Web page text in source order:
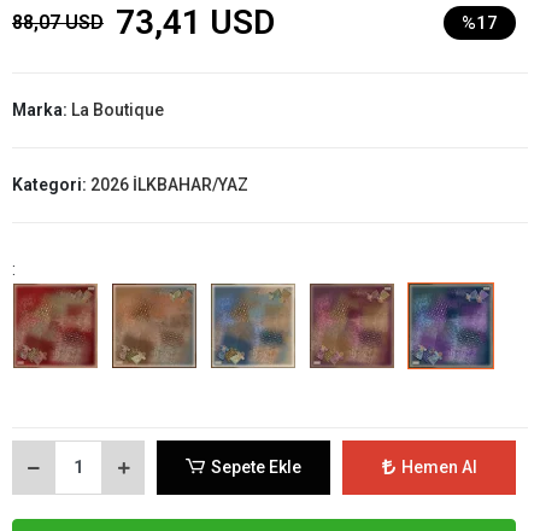
88,07 USD 73,41 USD %17
Marka: La Boutique
Kategori: 2026 İLKBAHAR/YAZ
:
Sepete Ekle Hemen Al